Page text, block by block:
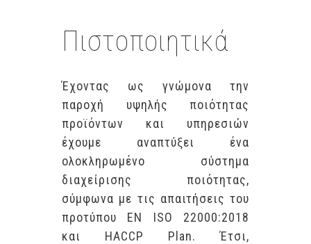
Πιστοποιητικά
Έχοντας ως γνώμονα την
παροχή υψηλής ποιότητας
προϊόντων και υπηρεσιών
έχουμε αναπτύξει ένα
ολοκληρωμένο σύστημα
διαχείρισης ποιότητας,
σύμφωνα με τις απαιτήσεις του
προτύπου ΕΝ ISO 22000:2018
και HACCP Plan. Έτσι,